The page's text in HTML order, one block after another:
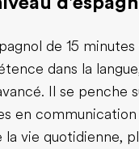
de 15 minutes
dans la
Il se penche
en communication
la vie quotidienne,